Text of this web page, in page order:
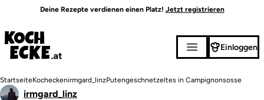
Inhalt
Deine Rezepte verdienen einen Platz! Jetzt registrieren
Einloggen
Pfadnavigation
StartseiteKocheckenirmgard_linzPutengeschnetzeltes in Campignonsosse
irmgard_linz